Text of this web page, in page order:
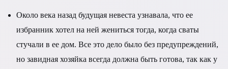
Около века назад будущая невеста узнавала, что ее
избранник хотел на ней жениться тогда, когда сваты
стучали в ее дом. Все это дело было без предупреждений,
но завидная хозяйка всегда должна быть готова, так как у